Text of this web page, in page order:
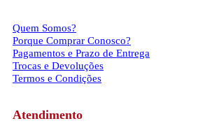
Quem Somos?
Porque Comprar Conosco?
Pagamentos e Prazo de Entrega
Trocas e Devoluções
Termos e Condições
Atendimento